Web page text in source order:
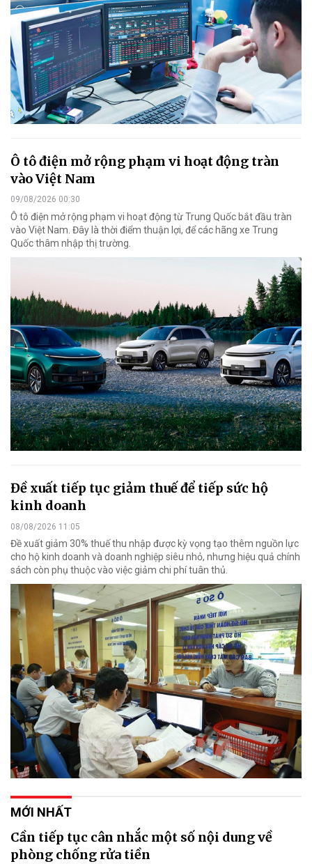
Ô tô điện mở rộng phạm vi hoạt động tràn
vào Việt Nam
09/08/2026 00:30
Ô tô điện mở rộng phạm vi hoạt động từ Trung Quốc bắt đầu tràn
vào Việt Nam. Đây là thời điểm thuận lợi, để các hãng xe Trung
Quốc thâm nhập thị trường.
Đề xuất tiếp tục giảm thuế để tiếp sức hộ
kinh doanh
08/08/2026 11:05
Đề xuất giảm 30% thuế thu nhập được kỳ vọng tạo thêm nguồn lực
cho hộ kinh doanh và doanh nghiệp siêu nhỏ, nhưng hiệu quả chính
sách còn phụ thuộc vào việc giảm chi phí tuân thủ.
MỚI NHẤT
Cần tiếp tục cân nhắc một số nội dung về
phòng chống rửa tiền